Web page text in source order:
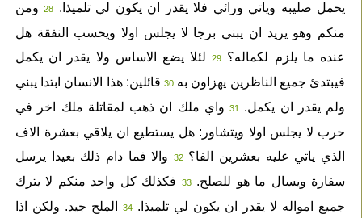
يحمل صليبه وياتي ورائي فلا يقدر ان يكون لي تلميذا.
28ومن
منكم وهو يريد ان يبني برجا لا يجلس اولا ويحسب النفقة هل
عنده ما يلزم لكماله؟
29لئلا يضع الاساس ولا يقدر ان يكمل
فيبتدئ جميع الناظرين يهزاون به 30قائلين: هذا الانسان ابتدا يبني
ولم يقدر ان يكمل.
31واي ملك ان ذهب لمقاتلة ملك اخر في
حرب لا يجلس اولا ويتشاور: هل يستطيع ان يلاقي بعشرة الاف
الذي ياتي عليه بعشرين الفا؟ 32والا فما دام ذلك بعيدا يرسل
سفارة ويسال ما هو للصلح. 33فكذلك كل واحد منكم لا يترك
جميع امواله لا يقدر ان يكون لي تلميذا. 34الملح جيد. ولكن اذا